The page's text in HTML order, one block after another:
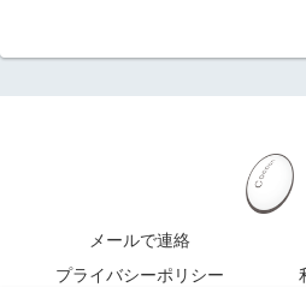
メールで連絡
プライバシーポリシー